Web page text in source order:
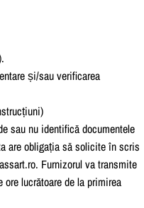
și/sau verificarea
sau nu identifică documentele
are obligația să solicite în scris
Furnizorul va transmite
lucrătoare de la primirea